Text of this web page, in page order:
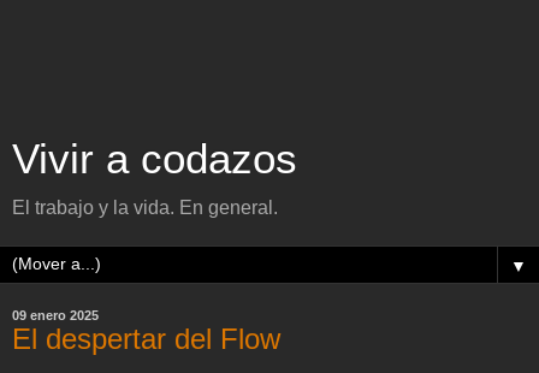
Vivir a codazos
El trabajo y la vida. En general.
▼
09 enero 2025
El despertar del Flow